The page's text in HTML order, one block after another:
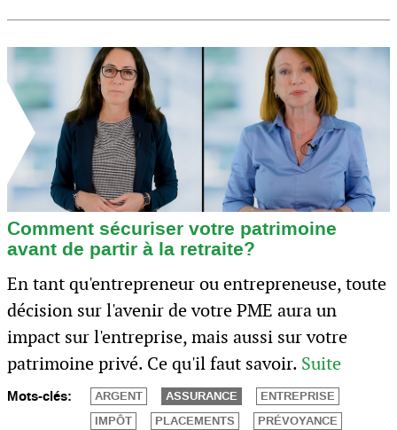
Comment sécuriser votre patrimoine
avant de partir à la retraite?
En tant qu'entrepreneur ou entrepreneuse, toute
décision sur l'avenir de votre PME aura un
impact sur l'entreprise, mais aussi sur votre
patrimoine privé. Ce qu'il faut savoir. Suite
Mots-clés: ARGENT ASSURANCE
ENTREPRISE
IMPÔT
PLACEMENTS
PRÉVOYANCE